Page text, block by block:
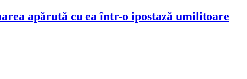
apărută cu ea într-o ipostază umilitoare